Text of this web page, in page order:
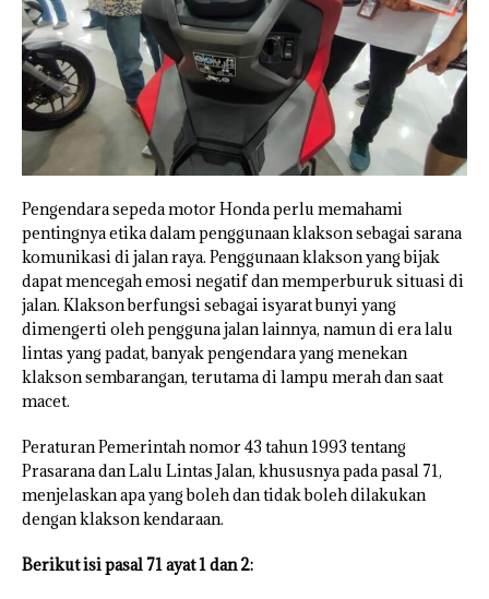
Pengendara sepeda motor Honda perlu memahami
pentingnya etika dalam penggunaan klakson sebagai sarana
komunikasi di jalan raya. Penggunaan klakson yang bijak
dapat mencegah emosi negatif dan memperburuk situasi di
jalan. Klakson berfungsi sebagai isyarat bunyi yang
dimengerti oleh pengguna jalan lainnya, namun di era lalu
lintas yang padat, banyak pengendara yang menekan
klakson sembarangan, terutama di lampu merah dan saat
macet.
Peraturan Pemerintah nomor 43 tahun 1993 tentang
Prasarana dan Lalu Lintas Jalan, khususnya pada pasal 71,
menjelaskan apa yang boleh dan tidak boleh dilakukan
dengan klakson kendaraan.
Berikut isi pasal 71 ayat 1 dan 2: